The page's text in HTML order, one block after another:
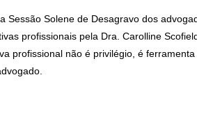
Solene de Desagravo dos
profissionais pela Dra. Carolline
profissional não é privilégio, é